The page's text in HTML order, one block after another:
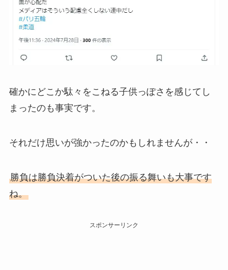
確かにどこか駄々をこねる子供っぽさを感じてし
まったのも事実です。
それだけ思いが強かったのかもしれませんが・・
勝負は勝負決着がついた後の振る舞いも大事です
ね。
スポンサーリンク